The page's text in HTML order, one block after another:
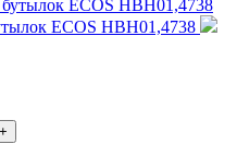
ECOS HBH01,4738
+